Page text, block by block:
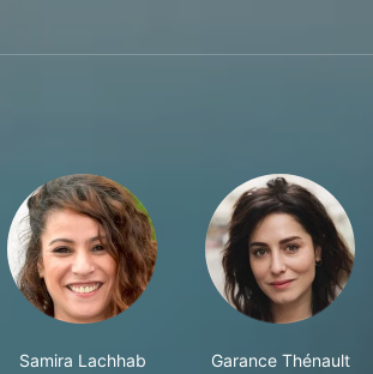
Samira Lachhab Garance Thénault